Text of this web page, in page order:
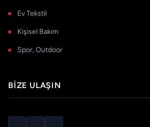
Ev Tekstil
Kişisel Bakım
Spor, Outdoor
BIZE ULAŞIN